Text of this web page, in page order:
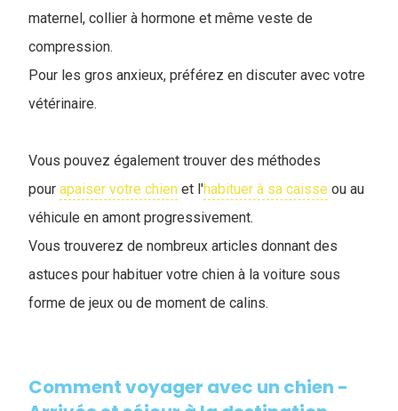
maternel, collier à hormone et même veste de
compression.
Pour les gros anxieux, préférez en discuter avec votre
vétérinaire.
Vous pouvez également trouver des méthodes
pour apaiser votre chien et l'habituer à sa caisse ou au
véhicule en amont progressivement.
Vous trouverez de nombreux articles donnant des
astuces pour habituer votre chien à la voiture sous
forme de jeux ou de moment de calins.
Comment voyager avec un chien -